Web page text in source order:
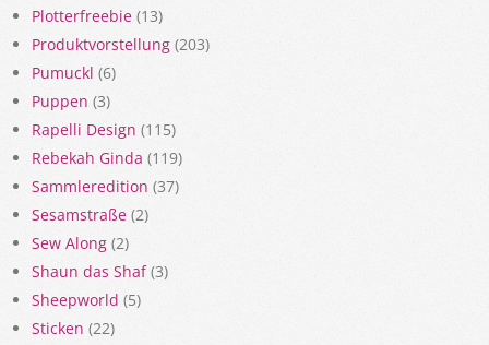
Plotterfreebie (13)
Produktvorstellung (203)
Pumuckl (6)
Puppen (3)
Rapelli Design (115)
Rebekah Ginda (119)
Sammleredition (37)
Sesamstraße (2)
Sew Along (2)
Shaun das Shaf(3)
Sheepworld (5)
Sticken (22)